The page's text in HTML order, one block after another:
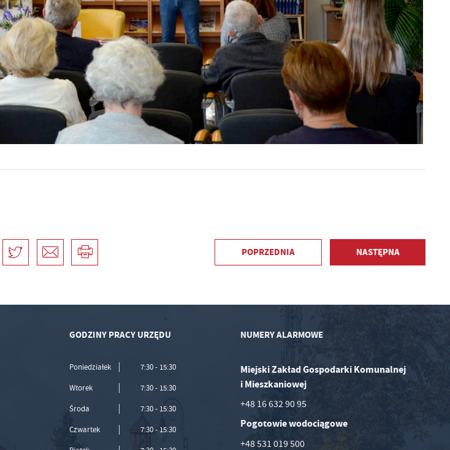
POPRZEDNIA NASTĘPNA
GODZINY PRACY URZĘDU
Poniedziałek 7:30 - 15:30
Wtorek 7:30 - 15:30
Środa 7:30 - 15:30
Czwartek 7:30 - 15:30
NUMERY ALARMOWE
Miejski Zakład Gospodarki Komunalnej
i Mieszkaniowej
+48 16 632 90 95
Pogotowie wodociągowe
+48 531 019 500